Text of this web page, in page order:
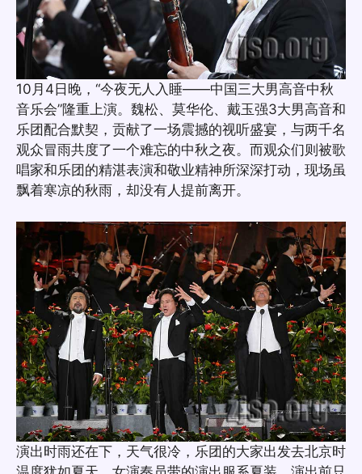
10月4日晚，“今夜无人入睡——中国三大男高音中秋
音乐会”隆重上演。魏松、莫华伦、戴玉强3大男高音和
乐团配合默契，贡献了一场震撼的视听盛宴，与两千名
观众冒雨共度了一个难忘的中秋之夜。而观众们则被歌
唱家和乐团的精湛表演和敬业精神所深深打动，现场虽
飘着寒凉的秋雨，却没有人提前离开。
演出时雨还在下，天气很冷，乐团的大家出发去北京时